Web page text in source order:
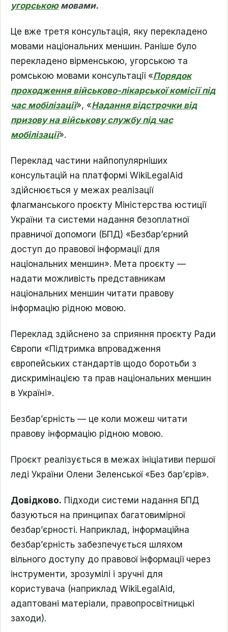
угорськоюмовами.
Це вже третя консультація, яку перекладено
мовами національних меншин. Раніше було
перекладено вірменською, угорською та
ромською мовами консультації «Порядок
проходження військово-лікарської комісії під
час мобілізації», «Надання відстрочки від
призову на військову службу під час
мобілізації».
Переклад частини найпопулярніших
консультацій на платформі WikiLegalAid
здійснюється у межах реалізації
флагманського проєкту Міністерства юстиції
України та системи надання безоплатної
правничої допомоги (БПД) «Безбар’єрний
доступ до правової інформації для
національних меншин». Мета проєкту —
надати можливість представникам
національних меншин читати правову
інформацію рідною мовою.
Переклад здійснено за сприяння проєкту Ради
Європи «Підтримка впровадження
європейських стандартів щодо боротьби з
дискримінацією та прав національних меншин
в Україні».
Безбар’єрність — це коли можеш читати
правову інформацію рідною мовою.
Проєкт реалізується в межах ініціативи першої
леді України Олени Зеленської «Без бар’єрів».
Довідково. Підходи системи надання БПД
базуються на принципах багатовимірної
безбар’єрності. Наприклад, інформаційна
безбар’єрність забезпечується шляхом
вільного доступу до правової інформації через
інструменти, зрозумілі і зручні для
користувача (наприклад WikiLegalAid,
адаптовані матеріали, правопросвітницькі
заходи).